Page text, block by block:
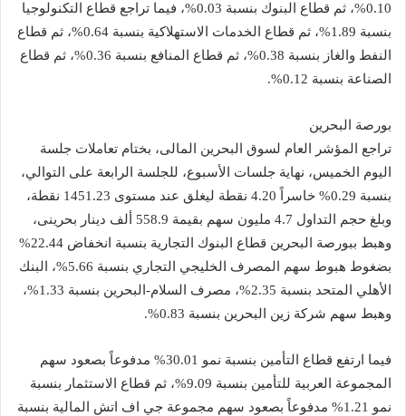
0.10%، ثم قطاع البنوك بنسبة 0.03%، فيما تراجع قطاع التكنولوجيا
بنسبة 1.89%، ثم قطاع الخدمات الاستهلاكية بنسبة 0.64%، ثم قطاع
النفط والغاز بنسبة 0.38%، ثم قطاع المنافع بنسبة 0.36%، ثم قطاع
الصناعة بنسبة 0.12%.
بورصة البحرين
تراجع المؤشر العام لسوق البحرين المالى، بختام تعاملات جلسة
اليوم الخميس، نهاية جلسات الأسبوع، للجلسة الرابعة على التوالي،
بنسبة 0.29% خاسراً 4.20 نقطة ليغلق عند مستوى 1451.23 نقطة،
وبلغ حجم التداول 4.7 مليون سهم بقيمة 558.9 ألف دينار بحرينى،
وهبط ببورصة البحرين قطاع البنوك التجارية بنسبة انخفاض 22.44%
بضغوط هبوط سهم المصرف الخليجي التجاري بنسبة 5.66%، البنك
الأهلي المتحد بنسبة 2.35%، مصرف السلام-البحرين بنسبة 1.33%،
وهبط سهم شركة زين البحرين بنسبة 0.83%.
فيما ارتفع قطاع التأمين بنسبة نمو 30.01% مدفوعاً بصعود سهم
المجموعة العربية للتأمين بنسبة 9.09%، ثم قطاع الاستثمار بنسبة
نمو 1.21% مدفوعاً بصعود سهم مجموعة جي اف اتش المالية بنسبة